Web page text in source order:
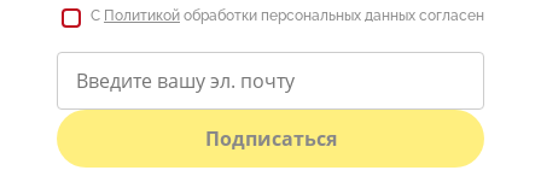
С Политикой обработки персональных данных согласен
Подписаться